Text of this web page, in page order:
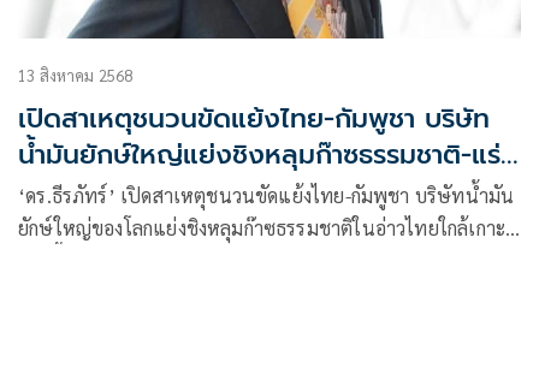
13 สิงหาคม 2568
เปิดสาเหตุชนวนขัดแย้งไทย-กัมพูชา บริษัท
น้ำมันยักษ์ใหญ่แย่งชิงหลุมก๊าซธรรมชาติ-แร่
แรเอิร์ท
‘ดร.ธีรภัทร์’ เปิดสาเหตุชนวนขัดแย้งไทย-กัมพูชา บริษัทน้ำมัน
ยักษ์ใหญ่ของโลกแย่งชิงหลุมก๊าซธรรมชาติในอ่าวไทยใกล้เกาะ